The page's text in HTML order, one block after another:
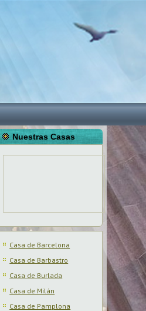
Nuestras Casas
Casa de Barcelona
Casa de Barbastro
Casa de Burlada
Casa de Milán
Casa de Pamplona